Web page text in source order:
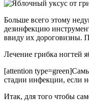
Больше всего этому
дезинфекцию
ввиду их дороговизны.
Лечение грибка ногтей
[attention
стадии инфекции, если
Итак, для того чтобы